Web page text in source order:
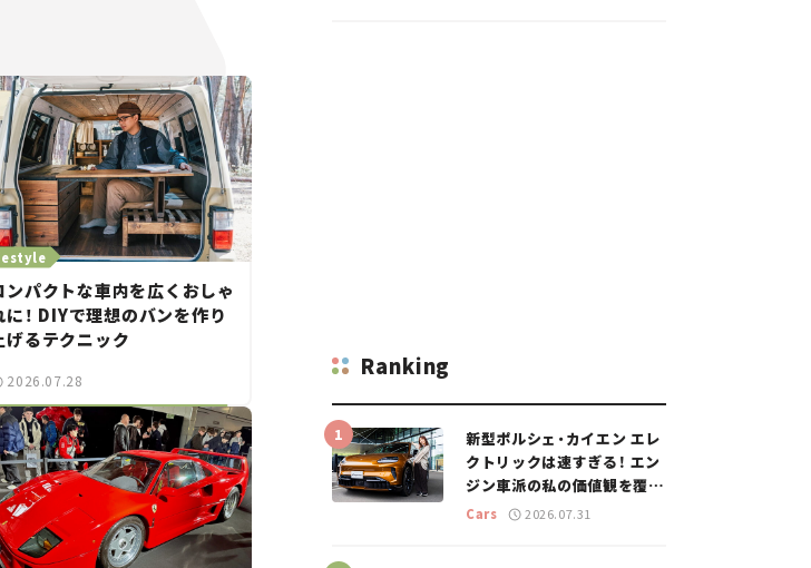
ンパクトな車内を広くおしゃ
に！ DIYで理想のバンを作り
げるテクニック
2026.07.28
Ranking
新型ポルシェ・カイエン エレ
クトリックは速すぎる！ エン
ジン車派の私の価値観を覆し
た、新しいポルシェの走り。
Cars 2026.07.31